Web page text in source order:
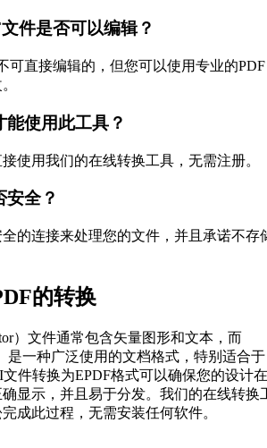
件是否可以编辑？
可直接编辑的，但您可以使用专业的PDF
能使用此工具？
使用我们的在线转换工具，无需注册。
安全？
的连接来处理您的文件，并且承诺不存
的转换
）文件通常包含矢量图形和文本，而
是一种广泛使用的文档格式，特别适合于
件转换为EPDF格式可以确保您的设计在
显示，并且易于分发。我们的在线转换
成此过程，无需安装任何软件。